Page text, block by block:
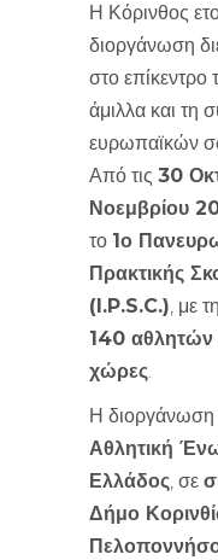
Η Κόρινθος
διοργάνωση
στο επίκεντρο
άμιλλα και τη
ευρωπαϊκών
Από τις 30
Νοεμβρίου
το 1ο
Πρακτικής
(I.P.S.C.), με
140 αθλητών
χώρες.
Η διοργάνωση
Αθλητική
Ελλάδος, σε
Δήμο